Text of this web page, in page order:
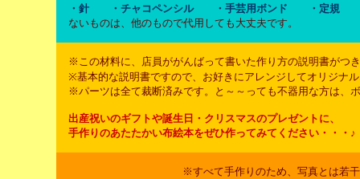
・針 ・チャコペンシル ・手芸用ボンド ・定規
ないものは、他のもので代用しても大丈夫です。
※この材料に、店員ががんばって書いた作り方の説明書がつ
※基本的な説明書ですので、お好きにアレンジしてオリジナ
※パーツは全て裁断済みです。と～～っても不器用な方は、
出産祝いのギフトや誕生日 ・クリスマスのプレゼントに、
手作りのあたたかい布絵本をぜひ作ってみてください・・・♪
※すべて手作りのため、写真とは若